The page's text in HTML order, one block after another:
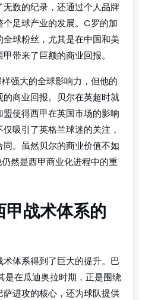
数的纪录，还通过个人品牌
足球产业的发展。C罗的加
球粉丝，尤其是在中国和美
带来了巨额的商业回报。
强大的全球影响力，但他的
商业回报。贝尔在英超时就
使得西甲在英国市场的影响
吸引了英格兰球迷的关注，
。虽然贝尔的商业价值不如
然是西甲商业化进程中的重
战术体系的
体系得到了巨大的提升。巴
是在瓜迪奥拉时期，正是围绕
进攻的核心，还为球队提供